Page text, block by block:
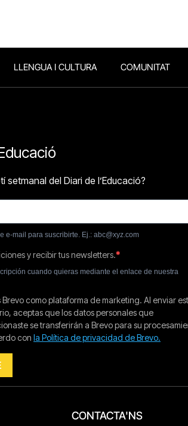
LLENGUA I CULTURA COMUNITAT
CONTACTA'NS